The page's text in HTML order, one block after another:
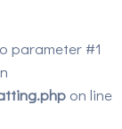
parameter #1
on line